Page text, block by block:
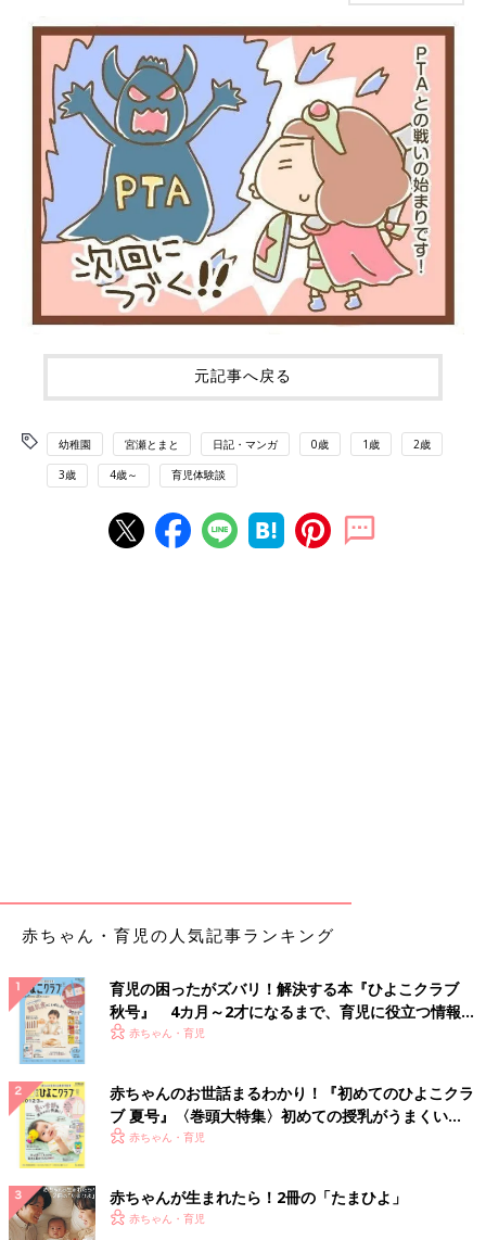
元記事へ戻る
幼稚園 宮瀬とまと 日記・マンガ 0歳 1歳 2歳
3歳 4歳～ 育児体験談
赤ちゃん・育児の人気記事ランキング
育児の困ったがズバリ！解決する本『ひよこクラブ
秋号』 4カ月～2才になるまで、育児に役立つ情報が
いっぱい！
赤ちゃん・育児
赤ちゃんのお世話まるわかり！『初めてのひよこクラ
ブ 夏号』〈巻頭大特集〉初めての授乳がうまくい
く！ おっぱい・ミルクの基本と夏のトラブル 解決テ
赤ちゃん・育児
赤ちゃんが生まれたら！2冊の「たまひよ」
赤ちゃん・育児